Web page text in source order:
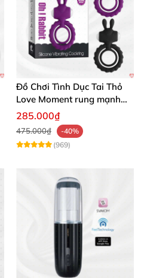
Đồ Chơi Tình Dục Tai Thỏ
Love Moment rung mạnh
mẽ êm ái
285.000₫
475.000₫
-40%
(969)